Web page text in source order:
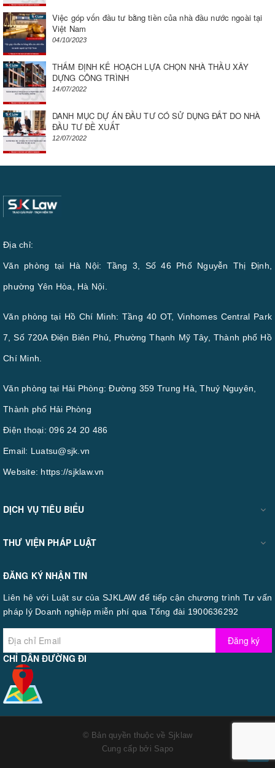
Việc góp vốn đầu tư bằng tiền của nhà đầu nước ngoài tại
Việt Nam
04/10/2023
THẨM ĐỊNH KẾ HOẠCH LỰA CHỌN NHÀ THẦU XÂY
DỰNG CÔNG TRÌNH
14/07/2022
DANH MỤC DỰ ÁN ĐẦU TƯ CÓ SỬ DỤNG ĐẤT DO NHÀ
ĐẦU TƯ ĐỀ XUẤT
12/07/2022
Địa chỉ:
Văn phòng tại Hà Nội: Tầng 3, Số 46 Phố Nguyễn Thị Định,
phường Yên Hòa, Hà Nội.
Văn phòng tại Hồ Chí Minh: Tầng 40 OT, Vinhomes Central Park
7, Số 720A Điện Biên Phủ, Phường Thạnh Mỹ Tây, Thành phố Hồ
Chí Minh.
Văn phòng tại Hải Phòng: Đường 359 Trung Hà, Thuỷ Nguyên,
Thành phố Hải Phòng
Điện thoại: 096 24 20 486
Email: Luatsu@sjk.vn
Website: https://sjklaw.vn
DỊCH VỤ TIÊU BIỂU
THƯ VIỆN PHÁP LUẬT
ĐĂNG KÝ NHẬN TIN
Liên hệ với Luật sư của SJKLAW để tiếp cận chương trình Tư vấn
pháp lý Doanh nghiệp miễn phí qua Tổng đài 1900636292
Đăng ký
CHỈ DẪN ĐƯỜNG ĐI
© Bản quyền thuộc về Sjklaw
Cung cấp bởi Sapo